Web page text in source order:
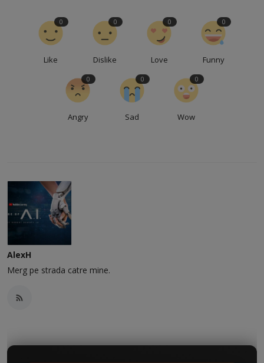
Like
0
Dislike
0
Love
0
Funny
0
Angry
0
Sad
0
Wow
0
AlexH
Merg pe strada catre mine.